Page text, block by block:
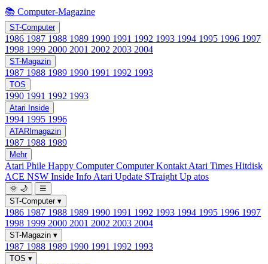
📚 Computer-Magazine
ST-Computer
1986 1987 1988 1989 1990 1991 1992 1993 1994 1995 1996 1997
1998 1999 2000 2001 2002 2003 2004
ST-Magazin
1987 1988 1989 1990 1991 1992 1993
TOS
1990 1991 1992 1993
Atari Inside
1994 1995 1996
ATARImagazin
1987 1988 1989
Mehr
Atari Phile Happy ComputerComputer Kontakt Atari Times Hitdisk
ACE NSW Inside Info Atari Update STraight Up atos
🌞 🌙
☰
ST-Computer ▾
1986 1987 1988 1989 1990 1991 1992 1993 1994 1995 1996 1997
1998 1999 2000 2001 2002 2003 2004
ST-Magazin ▾
1987 1988 1989 1990 1991 1992 1993
TOS ▾